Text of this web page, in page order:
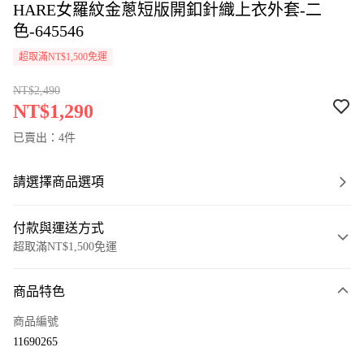
HARE女羅紋金蔥短版開釦針織上衣外套-二
色-645546
超取滿NT$1,500免運
NT$2,490
NT$1,290
已賣出：4件
請選擇商品選項
付款與運送方式
超取滿NT$1,500免運
信用卡一次付款
商品特色
商品編號
11690265